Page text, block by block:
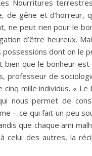
Nourritures
gêne et d’horreur,
ne peut rien pour le
d’être heureux.
possessions dont on le
que le bonheur est
professeur de
mille individus. «
nous permet de
– ce qui fait un peu
que chaque ami
celui des autres, la